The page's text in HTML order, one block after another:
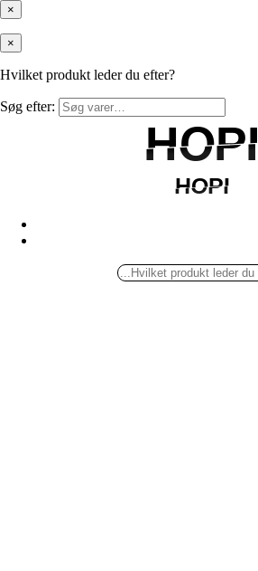
×
×
Hvilket produkt leder du efter?
Søg efter:
HOPI
HOPI
HOPI
HOPI